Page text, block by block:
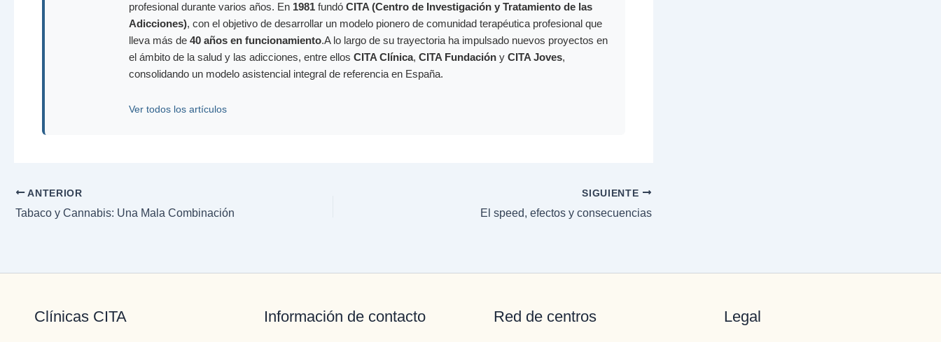
profesional durante varios años. En 1981 fundó CITA (Centro de Investigación y Tratamiento de las
Adicciones), con el objetivo de desarrollar un modelo pionero de comunidad terapéutica profesional que
lleva más de 40 años en funcionamiento.A lo largo de su trayectoria ha impulsado nuevos proyectos en
el ámbito de la salud y las adicciones, entre ellos CITA Clínica, CITA Fundación y CITA Joves,
consolidando un modelo asistencial integral de referencia en España.
Ver todos los artículos
ANTERIOR
Tabaco y Cannabis: Una Mala Combinación
SIGUIENTE
El speed, efectos y consecuencias
Clínicas CITA Información de contacto Red de centros Legal